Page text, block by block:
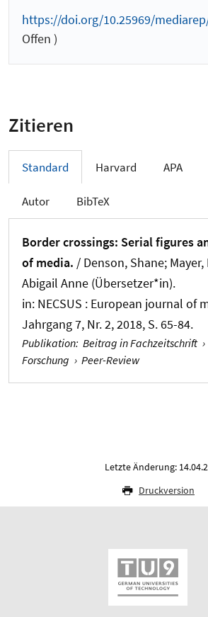
https://doi.org/10.25969/
Offen )
Zitieren
Standard Harvard APA
Autor BibTeX
Border crossings: Serial figures
of media. / Denson, Shane;
Abigail Anne (Übersetzer*in).
in: NECSUS : European journal of
Jahrgang 7, Nr. 2, 2018, S. 65-84.
Publikation: Beitrag in Fachzeitschrift ›
Forschung › Peer-Review
Letzte Änderung:
Druckversion